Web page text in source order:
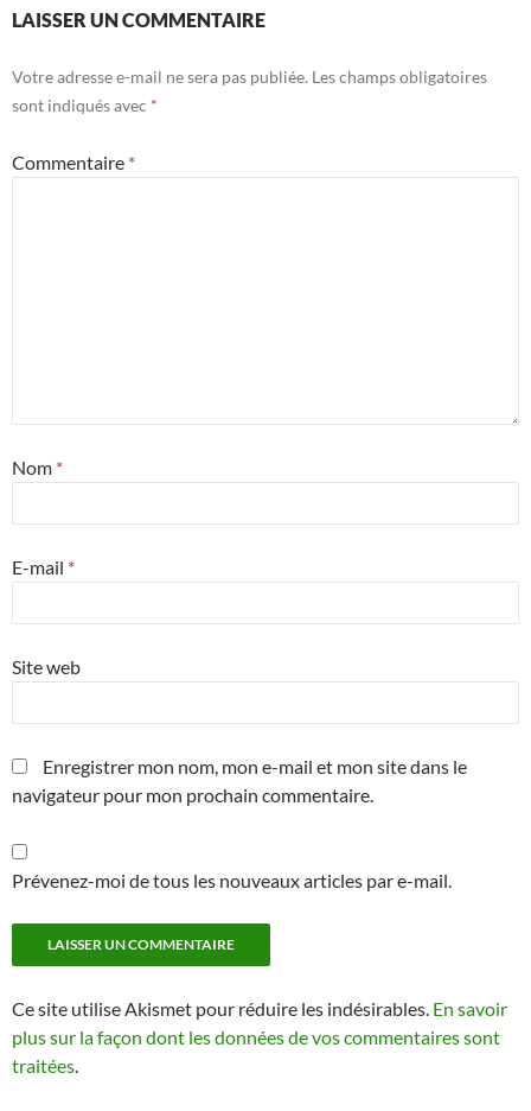
LAISSER UN COMMENTAIRE
Votre adresse e-mail ne sera pas publiée. Les champs obligatoires
sont indiqués avec *
Commentaire *
Nom *
E-mail *
Site web
Enregistrer mon nom, mon e-mail et mon site dans le
navigateur pour mon prochain commentaire.
Prévenez-moi de tous les nouveaux articles par e-mail.
Ce site utilise Akismet pour réduire les indésirables. En savoir
plus sur la façon dont les données de vos commentaires sont
traitées